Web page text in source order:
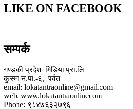
LIKE ON FACEBOOK
सम्पर्क
गण्डकी प्रदेश मिडिया प्रा.लि
कुस्मा न.पा.-६, पर्वत
email: lokatantraonline@gmail.com
web: www.lokatantraonlinecom
Phone: ९८४७६३२७९६